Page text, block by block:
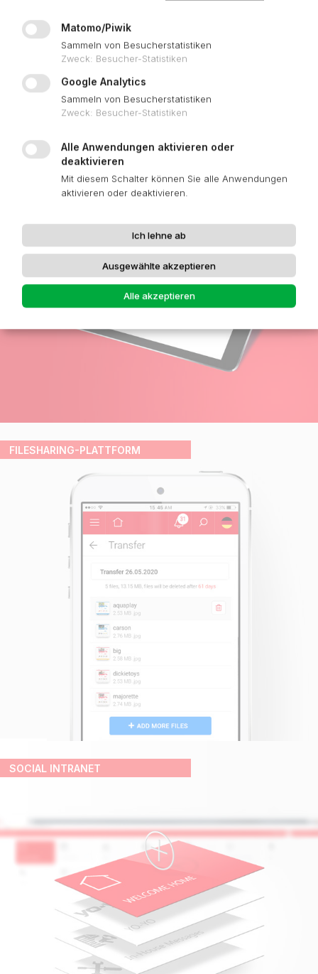
FILESHARING-PLATTFORM
SOCIAL INTRANET
Matomo/Piwik
Sammeln von Besucherstatistiken
Zweck: Besucher-Statistiken
Google Analytics
Sammeln von Besucherstatistiken
Zweck: Besucher-Statistiken
Alle Anwendungen aktivieren oder
deaktivieren
Mit diesem Schalter können Sie alle Anwendungen
aktivieren oder deaktivieren.
Ich lehne ab
Ausgewählte akzeptieren
Alle akzeptieren